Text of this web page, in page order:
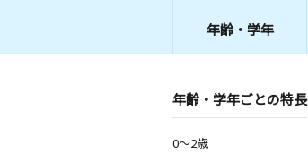
年齢・学年
年齢・学年ごとの特長
0～2歳